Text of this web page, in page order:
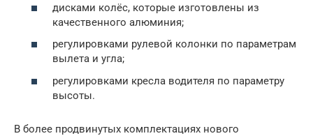
дисками колёс, которые изготовлены из
качественного алюминия;
регулировками рулевой колонки по параметрам
вылета и угла;
регулировками кресла водителя по параметру
высоты.
В более продвинутых комплектациях нового